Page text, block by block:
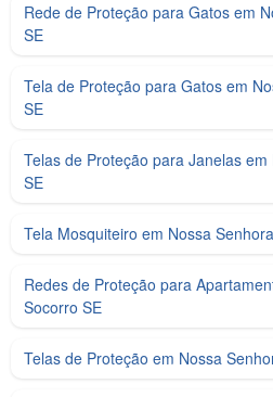
Rede de Proteção para Gatos em
SE
Tela de Proteção para Gatos em
SE
Telas de Proteção para Janelas
SE
Tela Mosquiteiro em Nossa
Redes de Proteção para
Socorro SE
Telas de Proteção em Nossa